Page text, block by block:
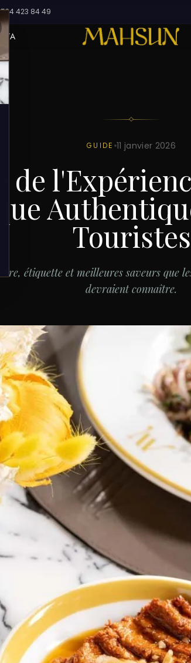
423 84 49
GUIDE 11 janvier 2026
de
Touristes
étiquette et meilleures saveurs que
devraient connaître.